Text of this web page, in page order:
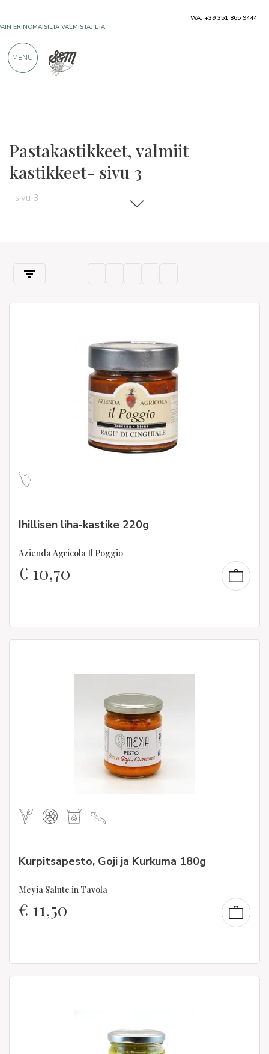
Pastakastikkeet, valmiit
kastikkeet- sivu 3
- sivu 3
Ihillisen liha-kastike 220g
Azienda Agricola Il Poggio
€ 10,70
Kurpitsapesto, Goji ja Kurkuma 180g
Meyia Salute in Tavola
€ 11,50
900 POSITIIVISTA ARVOSTELUA
WA: +39 351 865 9444
MENU